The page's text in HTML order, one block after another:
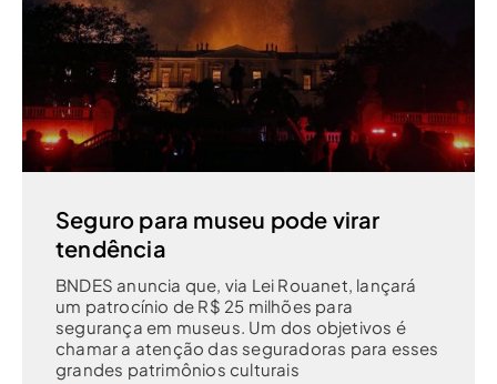
Seguro para museu pode virar
tendência
BNDES anuncia que, via Lei Rouanet, lançará
um patrocínio de R$ 25 milhões para
segurança em museus. Um dos objetivos é
chamar a atenção das seguradoras para esses
grandes patrimônios culturais